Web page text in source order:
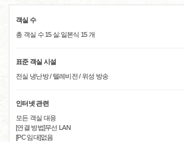
객실 수
총 객실 수 15 실:일본식 15 개
표준 객실 시설
전실 냉난방 / 텔레비전 / 위성 방송
인터넷 관련
모든 객실 대응
[연결 방법]무선 LAN
[PC 임대]없음